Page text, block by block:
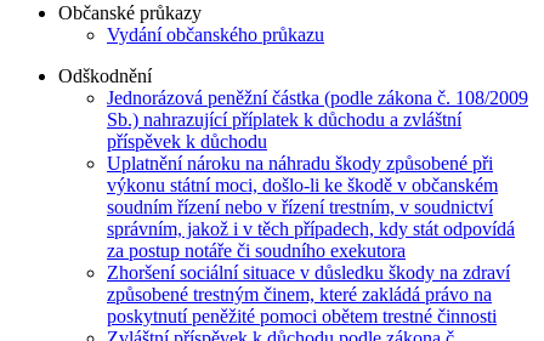
Občanské průkazy
Vydání občanského průkazu
Odškodnění
Jednorázová peněžní částka (podle zákona č. 108/2009
Sb.) nahrazující příplatek k důchodu a zvláštní
příspěvek k důchodu
Uplatnění nároku na náhradu škody způsobené při
výkonu státní moci, došlo-li ke škodě v občanském
soudním řízení nebo v řízení trestním, v soudnictví
správním, jakož i v těch případech, kdy stát odpovídá
za postup notáře či soudního exekutora
Zhoršení sociální situace v důsledku škody na zdraví
způsobené trestným činem, které zakládá právo na
poskytnutí peněžité pomoci obětem trestné činnosti